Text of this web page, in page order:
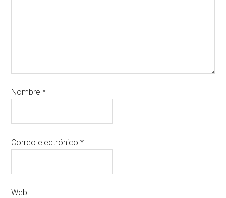
Nombre*
Correo electrónico*
Web